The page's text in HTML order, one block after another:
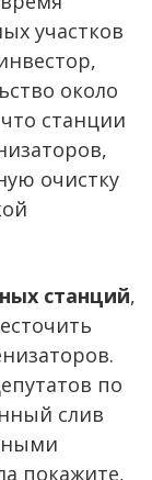
участков
около
станции
очистку
станций,
по
слив
покажите,